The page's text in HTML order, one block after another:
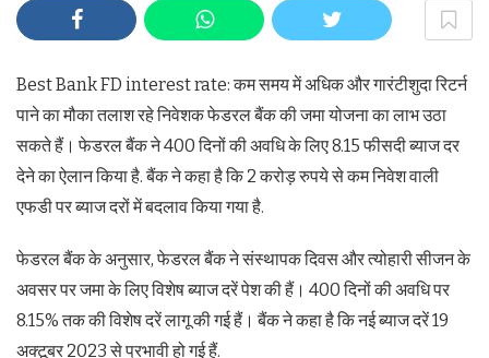
Best Bank FD interest rate: कम समय में अधिक और गारंटीशुदा रिटर्न
पाने का मौका तलाश रहे निवेशक फेडरल बैंक की जमा योजना का लाभ उठा
सकते हैं। फेडरल बैंक ने 400 दिनों की अवधि के लिए 8.15 फीसदी ब्याज दर
देने का ऐलान किया है. बैंक ने कहा है कि 2 करोड़ रुपये से कम निवेश वाली
एफडी पर ब्याज दरों में बदलाव किया गया है.
फेडरल बैंक के अनुसार, फेडरल बैंक ने संस्थापक दिवस और त्योहारी सीजन के
अवसर पर जमा के लिए विशेष ब्याज दरें पेश की हैं। 400 दिनों की अवधि पर
8.15% तक की विशेष दरें लागू की गई हैं। बैंक ने कहा है कि नई ब्याज दरें 19
अक्टूबर 2023 से प्रभावी हो गई हैं.